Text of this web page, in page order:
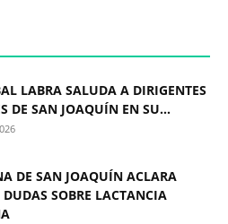
LABRA SALUDA A DIRIGENTES
DE SAN JOAQUÍN EN SU...
DE SAN JOAQUÍN ACLARA
SOBRE LACTANCIA